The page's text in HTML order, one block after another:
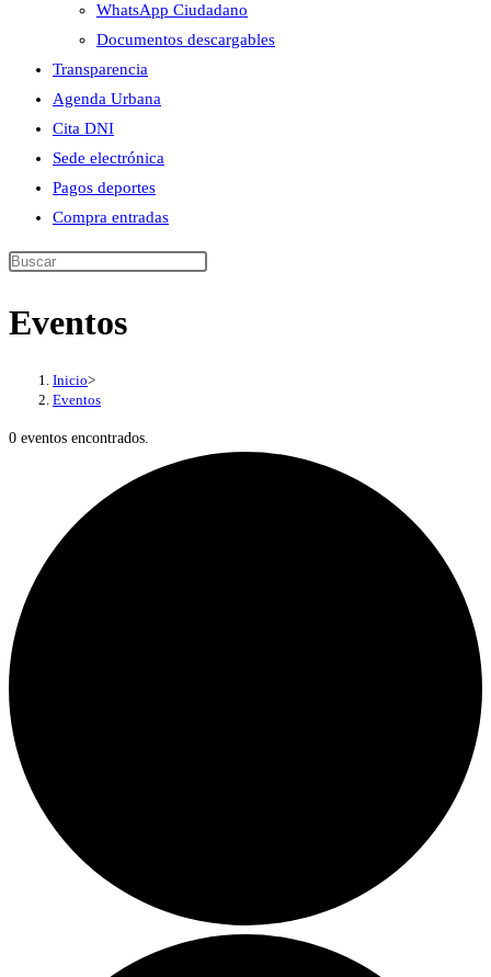
WhatsApp Ciudadano
Documentos descargables
Transparencia
Agenda Urbana
Cita DNI
Sede electrónica
Pagos deportes
Compra entradas
Buscar
esta
Eventos
Inicio>
Eventos
0 eventos encontrados.